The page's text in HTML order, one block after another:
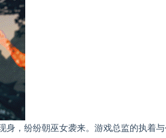
身，纷纷朝巫女袭来。游戏总监的执着